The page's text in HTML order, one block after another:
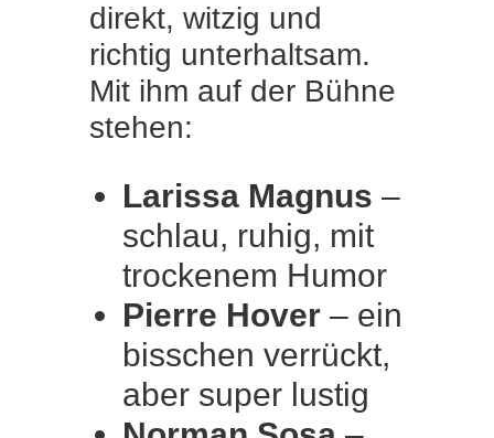
direkt, witzig und
richtig unterhaltsam.
Mit ihm auf der Bühne
stehen:
Larissa Magnus –
schlau, ruhig, mit
trockenem Humor
Pierre Hover– ein
bisschen verrückt,
aber super lustig